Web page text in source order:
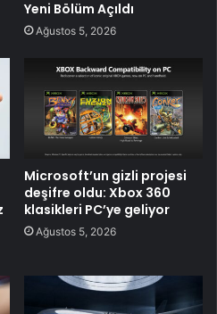
Yeni Bölüm Açıldı
Ağustos 5, 2026
Microsoft’un gizli projesi
deşifre oldu: Xbox 360
klasikleri PC’ye geliyor
Ağustos 5, 2026